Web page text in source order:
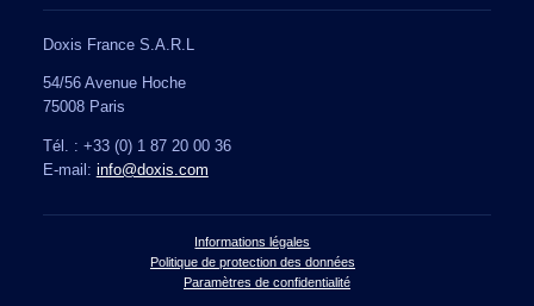
Doxis France S.A.R.L
54/56 Avenue Hoche
75008 Paris
Tél. : +33 (0) 1 87 20 00 36
E-mail: info@doxis.com
Informations légales
Politique de protection des données
Paramètres de confidentialité